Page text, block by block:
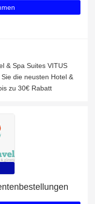
& Spa Suites VITUS
die neusten Hotel &
zu 30€ Rabatt